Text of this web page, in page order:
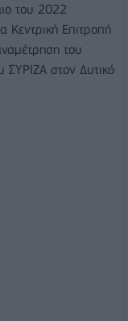
του 2022
Κεντρική Επιτροπή
του
ΣΥΡΙΖΑ στον Δυτικό